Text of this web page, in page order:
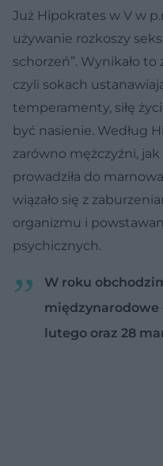
Już Hipokrates w V w
używanie rozkoszy
schorzeń”. Wynikało
czyli sokach
temperamenty, siłę
być nasienie. Według
zarówno mężczyźni,
prowadziła do
wiązało się z
organizmu i
psychicznych.
W roku
międzynarodowe
lutego oraz 28